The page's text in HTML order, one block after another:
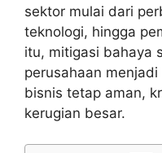
sektor mulai dari
teknologi, hingga
itu, mitigasi bahaya
perusahaan
bisnis tetap aman,
kerugian besar.